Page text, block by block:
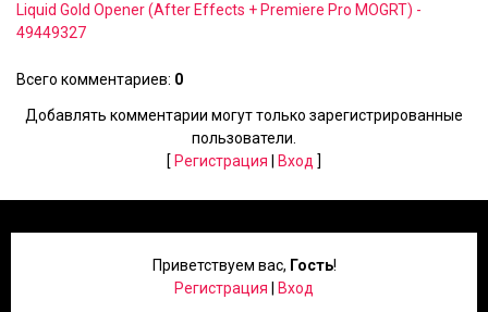
Liquid Gold Opener (After Effects + Premiere Pro MOGRT) -
49449327
Всего комментариев: 0
Добавлять комментарии могут только зарегистрированные
пользователи.
[ Регистрация Вход ]
Приветствуем вас, Гость!
Регистрация
Вход